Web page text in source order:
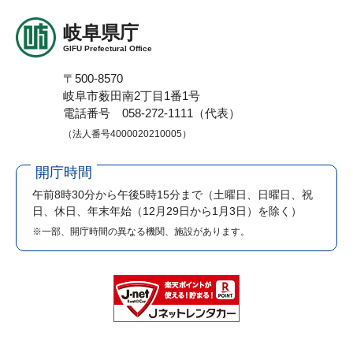
岐阜県庁
GIFU Prefectural Office
〒500-8570
岐阜市薮田南2丁目1番1号
電話番号 058-272-1111（代表）
（法人番号4000020210005）
開庁時間
午前8時30分から午後5時15分まで （土曜日、日曜日、祝
日、休日、年末年始（12月29日から1月3日）を除く）
※一部、開庁時間の異なる機関、施設があります。